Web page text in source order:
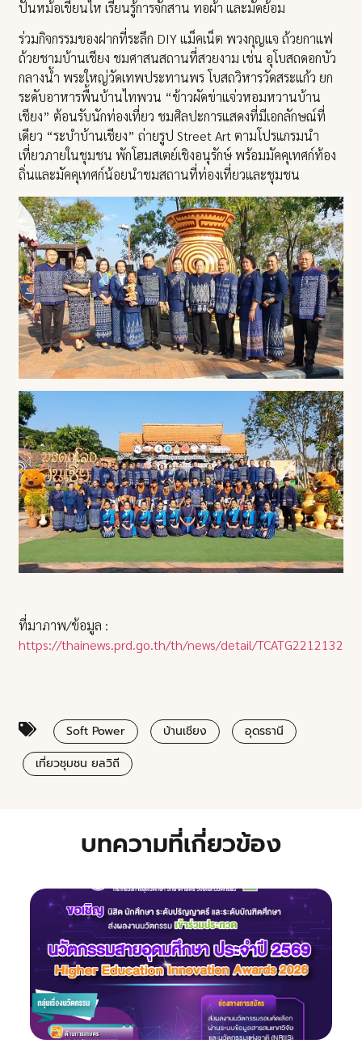
ปั้นหม้อเขียนไห เรียนรู้การจักสาน ทอผ้า และมัดย้อม
ร่วมกิจกรรมของฝากที่ระลึก DIY แม็คเน็ต พวงกุญแจ ถ้วยกาแฟ
ถ้วยชามบ้านเชียง ชมศาสนสถานที่สวยงาม เช่น อุโบสถดอกบัว
กลางน้ำ พระใหญ่วัดเทพประทานพร โบสถวิหารวัดสระแก้ว ยก
ระดับอาหารพื้นบ้านไทพวน “ข้าวผัดข่าแจ่วหอมหวานบ้าน
เชียง” ต้อนรับนักท่องเที่ยว ชมศิลปะการแสดงที่มีเอกลักษณ์ที่
เดียว “ระบำบ้านเชียง” ถ่ายรูป Street Art ตามโปรแกรมนำ
เที่ยวภายในชุมชน พักโฮมสเตย์เชิงอนุรักษ์ พร้อมมัคคุเทศก์ท้อง
ถิ่นและมัคคุเทศก์น้อยนำชมสถานที่ท่องเที่ยวและชุมชน
ที่มาภาพ/ข้อมูล :
https://thainews.prd.go.th/th/news/detail/
Soft Power บ้านเชียง
อุดรธานี
เที่ยวชุมชน ยลวิถี
บทความที่เกี่ยวข้อง